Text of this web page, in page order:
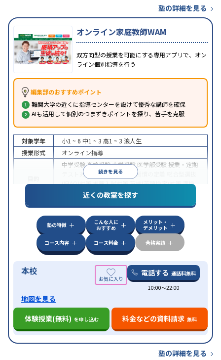
塾の詳細を見る
オンライン家庭教師WAM
双方向型の授業を可能にする専用アプリで、オン
ライン個別指導を行う
編集部のおすすめポイント
難関大学の近くに指導センターを設けて優秀な講師を確保
AIも活用して個別のつまずきポイントを探り、苦手を克服
続きを見る
対象学年 小1 ~ 6 中1 ~ 3 高1 ~ 3 浪人生
授業形式
オンライン指導
中学受験高校受験大学受験 医学部受験 授業・定期
テスト対策
内申点対策 学習習慣の定着
(旧AO)対策推薦入試対策英検(英語検定)対策漢検
(漢字検定)対策
中高一貫校生に対応成績保証制度あり授業の振替
可能不登校生に対応学習にPC・タブレットを利用
オンライン対応1科目から受講可能
近くの教室を探す
塾の特徴
こんな人に
おすすめ
メリット・
デメリット
コース内容
コース料金 合格実績
本校 電話する 通話料無料
10:00〜22:00
地図を見る
体験授業(無料) を申し込む 料金などの資料請求 無料
塾の詳細を見る